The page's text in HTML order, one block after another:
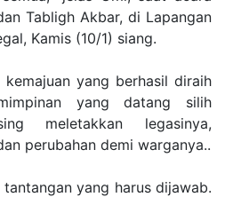
Tabligh Akbar, di Lapangan
Kamis (10/1) siang.
yang berhasil diraih
yang datang silih
meletakkan legasinya,
perubahan demi warganya..
yang harus dijawab.